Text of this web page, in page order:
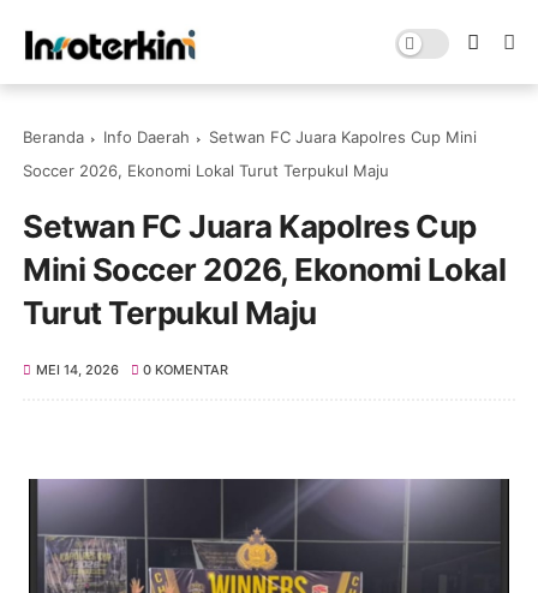
Beranda Info Daerah
Setwan FC Juara Kapolres Cup Mini
Soccer 2026, Ekonomi Lokal Turut Terpukul Maju
Setwan FC Juara Kapolres Cup
Mini Soccer 2026, Ekonomi Lokal
Turut Terpukul Maju
MEI 14, 2026 0 KOMENTAR